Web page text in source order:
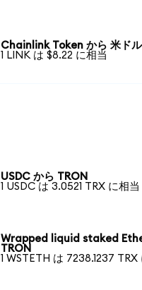
Chainlink Token から 米ドル
1 LINK は $8.22 に相当
USDC から TRON
1 USDC は 3.0521 TRX に相当
Wrapped liquid staked
TRON
1 WSTETH は 7238.1237 TRX